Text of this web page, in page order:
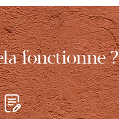
fonctionne ?